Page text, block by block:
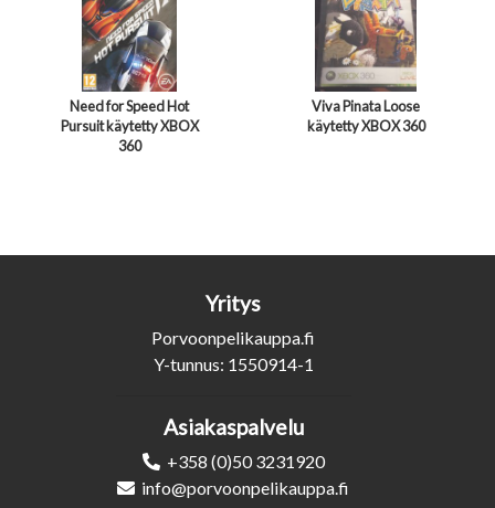
Need for Speed Hot
Pursuit käytetty XBOX
360
Viva Pinata Loose
käytetty XBOX 360
Yritys
Porvoonpelikauppa.fi
Y-tunnus: 1550914-1
Asiakaspalvelu
+358 (0)50 3231920
info@porvoonpelikauppa.fi